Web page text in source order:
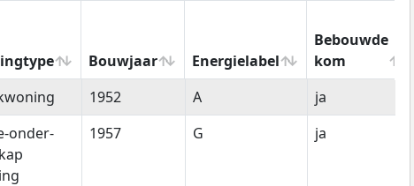
Bouwjaar Energielabel
Bebouwde
kom
Bouwjaar Energielabel
Bebouwde
kom
1952 A
ja
onder-
1957 G ja